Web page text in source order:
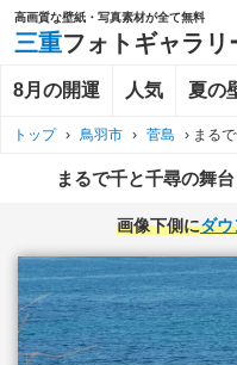
高画質な壁紙・写真素材が全て無料
三重フォトギャラリ
8月の開運 人気 夏の
トップ › 鳥羽市 › 菅島 › まる
まるで千と千尋の舞
画像下側にダウ